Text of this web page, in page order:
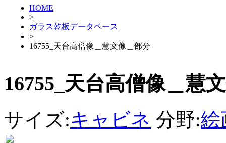
HOME
>
ガラス乾板データベース
>
16755_天台高僧像＿慧文像＿部分
16755_天台高僧像＿慧
サイズ:キャビネ 分野:絵